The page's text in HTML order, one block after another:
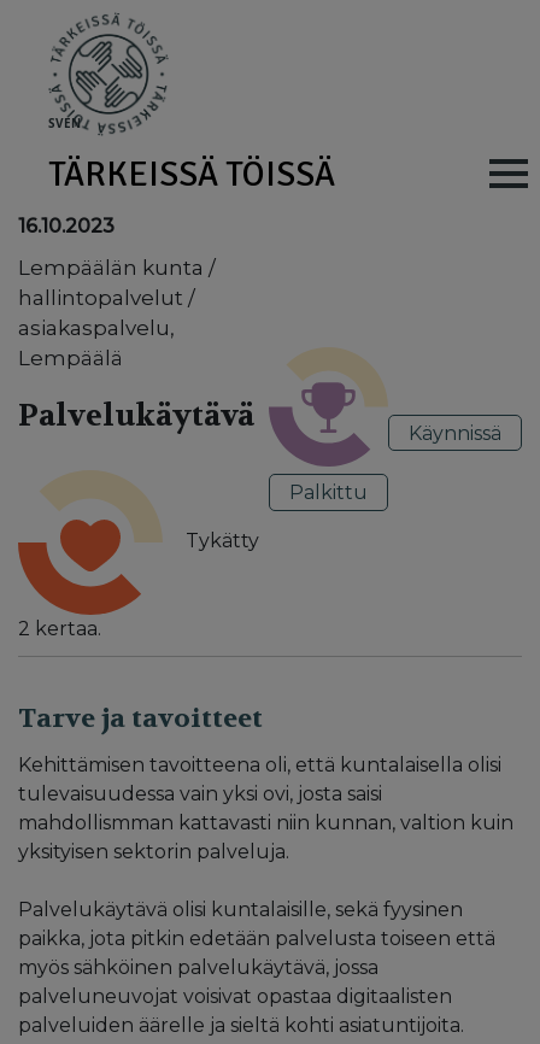
SVEN
TÄRKEISSÄ TÖISSÄ Main
16.10.2023
Lempäälän kunta /
hallintopalvelut /
asiakaspalvelu,
Lempäälä
Palvelukäytävä
Tykätty
2 kertaa.
Palkittu
Käynnissä
Tarve ja tavoitteet
Kehittämisen tavoitteena oli, että kuntalaisella olisi
tulevaisuudessa vain yksi ovi, josta saisi
mahdollismman kattavasti niin kunnan, valtion kuin
yksityisen sektorin palveluja.
Palvelukäytävä olisi kuntalaisille, sekä fyysinen
paikka, jota pitkin edetään palvelusta toiseen että
myös sähköinen palvelukäytävä, jossa
palveluneuvojat voisivat opastaa digitaalisten
palveluiden äärelle ja sieltä kohti asiatuntijoita.